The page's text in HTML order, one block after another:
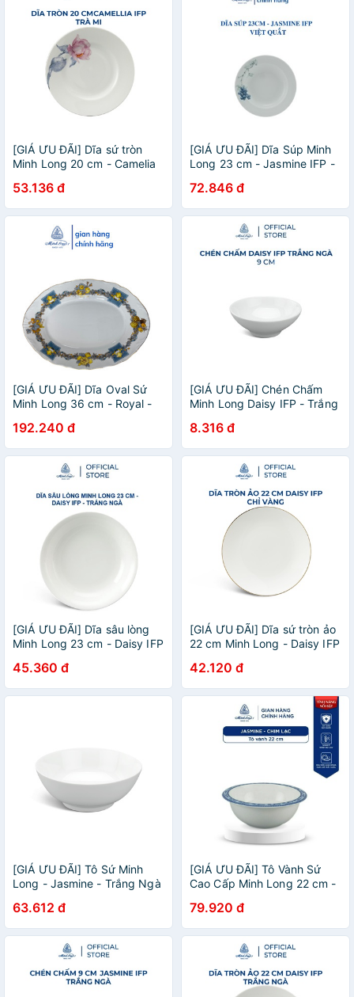
[GIÁ ƯU ĐÃI] Dĩa sứ tròn
Minh Long 20 cm - Camelia
53.136 đ
[GIÁ ƯU ĐÃI] Dĩa Súp Minh
Long 23 cm - Jasmine IFP -
72.846 đ
[GIÁ ƯU ĐÃI] Dĩa Oval Sứ
Minh Long 36 cm - Royal -
192.240 đ
[GIÁ ƯU ĐÃI] Chén Chấm
Minh Long Daisy IFP - Trắng
8.316 đ
[GIÁ ƯU ĐÃI] Dĩa sâu lòng
Minh Long 23 cm - Daisy IFP
45.360 đ
[GIÁ ƯU ĐÃI] Dĩa sứ tròn ảo
22 cm Minh Long - Daisy IFP
42.120 đ
[GIÁ ƯU ĐÃI] Tô Sứ Minh
Long - Jasmine - Trắng Ngà
63.612 đ
[GIÁ ƯU ĐÃI] Tô Vành Sứ
Cao Cấp Minh Long 22 cm -
79.920 đ